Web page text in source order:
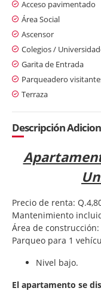
Acceso pavimentado
Área Social
Ascensor
Colegios /
Garita de Entrada
Parqueadero
Terraza
Descripción
Precio de renta:
Mantenimiento
Área de construcción:
Parqueo para 1
Nivel bajo.
El apartamento se